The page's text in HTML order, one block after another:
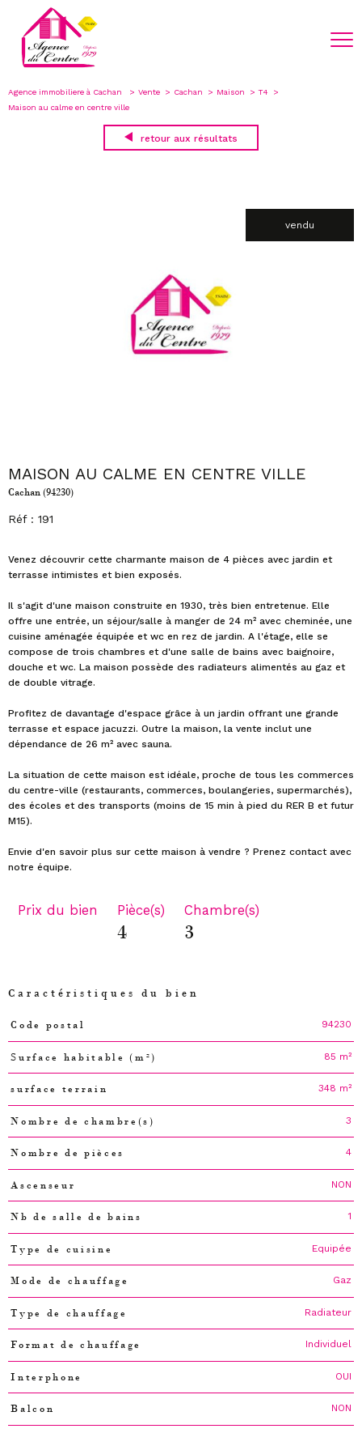
Agence immobiliere à Cachan Vente Cachan Maison
T4
Maison au calme en centre ville
retour aux résultats
vendu
MAISON AU CALME EN CENTRE VILLE
Cachan (94230)
Réf : 191
Venez découvrir cette charmante maison de 4 pièces avec jardin et
terrasse intimistes et bien exposés.
Il s'agit d'une maison construite en 1930, très bien entretenue. Elle
offre une entrée, un séjour/salle à manger de 24 m² avec cheminée, une
cuisine aménagée équipée et wc en rez de jardin. A l'étage, elle se
compose de trois chambres et d'une salle de bains avec baignoire,
douche et wc. La maison possède des radiateurs alimentés au gaz et
de double vitrage.
Profitez de davantage d'espace grâce à un jardin offrant une grande
terrasse et espace jacuzzi. Outre la maison, la vente inclut une
dépendance de 26 m² avec sauna.
La situation de cette maison est idéale, proche de tous les commerces
du centre-ville (restaurants, commerces, boulangeries, supermarchés),
des écoles et des transports (moins de 15 min à pied du RER B et futur
M15).
Envie d'en savoir plus sur cette maison à vendre ? Prenez contact avec
Prix du bien Pièce(s)
4
Chambre(s)
3
Caractéristiques du bien
Caractéristiques
Code postal 94230
Surface habitable (m²) 85 m²
surface terrain 348 m²
Nombre de chambre(s) 3
Nombre de pièces 4
Ascenseur NON
Nb de salle de bains 1
Type de cuisine Equipée
Mode de chauffage Gaz
Type de chauffage Radiateur
Format de chauffage Individuel
Interphone OUI
Balcon NON